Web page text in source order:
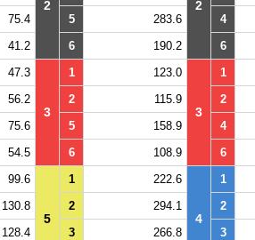
2 2
75.4 5 283.6 4
41.2 6 190.2 6
47.3
3
1 123.0
3
1
56.2 2 115.9 2
75.6 5 158.9 4
54.5 6 108.9 6
99.6
5
1 222.6
4
1
130.8 2 294.1 2
128.4 3 266.8 3